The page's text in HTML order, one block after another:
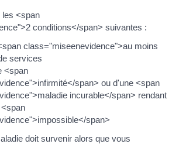
les <span
conditions</span> suivantes :
class="miseenevidence">au moins
services
<span
span> ou d'une <span
incurable</span> rendant
span>
doit survenir alors que vous